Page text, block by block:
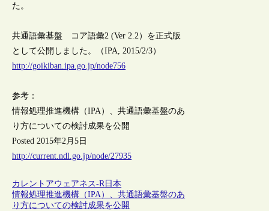
た。
共通語彙基盤 コア語彙2 (Ver 2.2）を正式版
として公開しました。（IPA, 2015/2/3）
http://goikiban.ipa.go.jp/node756
参考：
情報処理推進機構（IPA）、共通語彙基盤のあ
り方についての検討成果を公開
Posted 2015年2月5日
http://current.ndl.go.jp/node/27935
カレントアウェアネス-R日本
情報処理推進機構（IPA）、共通語彙基盤のあ
り方についての検討成果を公開